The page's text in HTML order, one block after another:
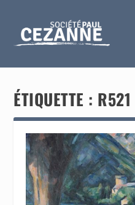
ÉTIQUETTE : R521